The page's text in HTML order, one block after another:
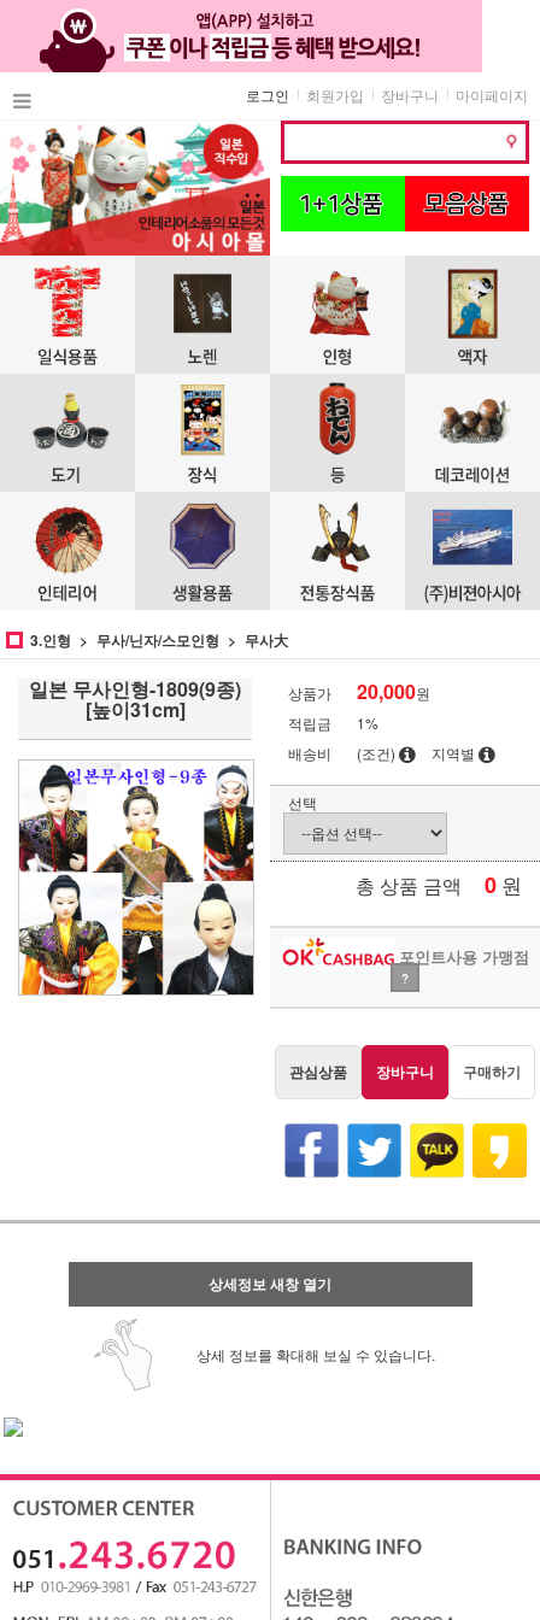
마이페이지
장바구니
회원가입
로그인
3.인형 무사/닌자/스모인형 무사大
일본 무사인형-1809(9종)
[높이31cm]
상품가 20,000원
적립금
1%
배송비
(조건) 지역별
선택
총 상품 금액 0 원
포인트사용 가맹점
?
관심상품 장바구니 구매하기
상세정보 새창 열기
상세 정보를 확대해 보실 수 있습니다.